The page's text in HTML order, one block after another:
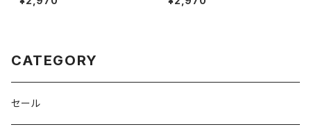
4-GD（ゴールド）
SV（シルバー）
CATEGORY
セール